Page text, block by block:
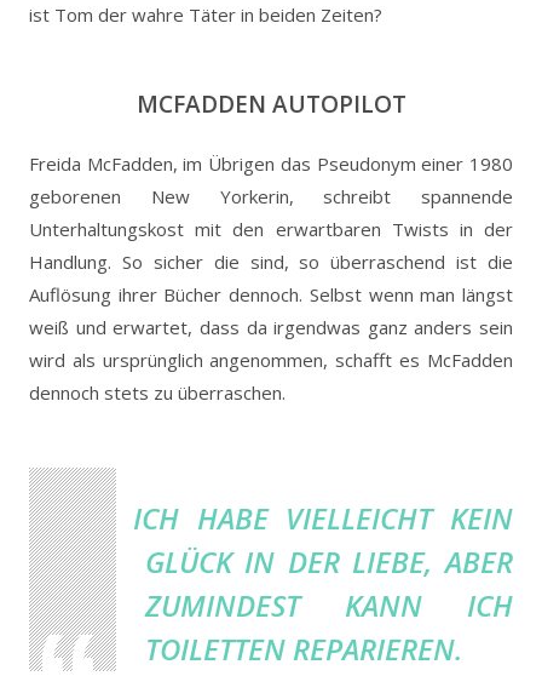
ist Tom der wahre Täter in beiden Zeiten?
MCFADDEN AUTOPILOT
Freida McFadden, im Übrigen das Pseudonym einer 1980
geborenen New Yorkerin, schreibt spannende
Unterhaltungskost mit den erwartbaren Twists in der
Handlung. So sicher die sind, so überraschend ist die
Auflösung ihrer Bücher dennoch. Selbst wenn man längst
weiß und erwartet, dass da irgendwas ganz anders sein
wird als ursprünglich angenommen, schafft es McFadden
dennoch stets zu überraschen.
ICH HABE VIELLEICHT KEIN
GLÜCK IN DER LIEBE, ABER
ZUMINDEST KANN ICH
TOILETTEN REPARIEREN.